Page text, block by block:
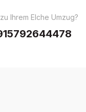
Ihrem Elche Umzug?